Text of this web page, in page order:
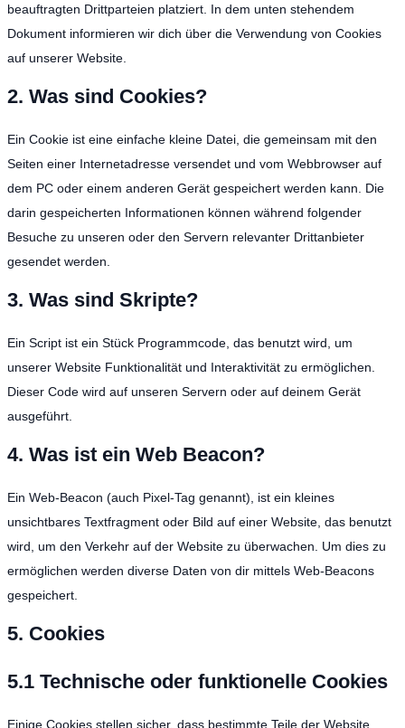
beauftragten Drittparteien platziert. In dem unten stehendem
Dokument informieren wir dich über die Verwendung von Cookies
auf unserer Website.
2. Was sind Cookies?
Ein Cookie ist eine einfache kleine Datei, die gemeinsam mit den
Seiten einer Internetadresse versendet und vom Webbrowser auf
dem PC oder einem anderen Gerät gespeichert werden kann. Die
darin gespeicherten Informationen können während folgender
Besuche zu unseren oder den Servern relevanter Drittanbieter
gesendet werden.
3. Was sind Skripte?
Ein Script ist ein Stück Programmcode, das benutzt wird, um
unserer Website Funktionalität und Interaktivität zu ermöglichen.
Dieser Code wird auf unseren Servern oder auf deinem Gerät
ausgeführt.
4. Was ist ein Web Beacon?
Ein Web-Beacon (auch Pixel-Tag genannt), ist ein kleines
unsichtbares Textfragment oder Bild auf einer Website, das benutzt
wird, um den Verkehr auf der Website zu überwachen. Um dies zu
ermöglichen werden diverse Daten von dir mittels Web-Beacons
gespeichert.
5. Cookies
5.1 Technische oder funktionelle Cookies
Einige Cookies stellen sicher, dass bestimmte Teile der Website